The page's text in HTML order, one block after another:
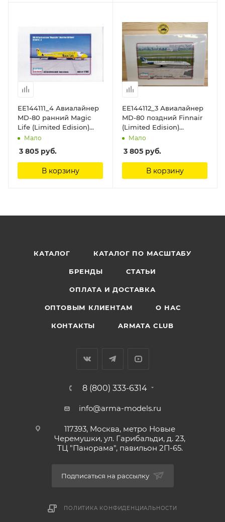
ЕЕ144111_4 Авиалайнер
MD-80 ранний Magic
Life (Limited Edision)
Восточный экспресс,
Мало
3 805 руб.
В корзину
ЕЕ144112_3 Авиалайнер
MD-80 поздний Finnair
(Limited Edision)
Восточный экспресс,
Мало
3 805 руб.
В корзину
КАТАЛОГ КАТАЛОГ ПО МАСШТАБУ
БРЕНДЫ СТАТЬИ
ОПЛАТА И ДОСТАВКА
ОПТОВЫМ КЛИЕНТАМ О НАС
КОНТАКТЫ ARMATA CLUB
8 (800) 333-6314
info@arma-models.ru
117393, Москва, метро Новые
Черемушки, ул. Гарибальди, д. 23,
ТЦ "Панорама", павильон 2П-65.
Подписаться на рассылку
ПОЛИТИКА КОНФИДЕНЦИАЛЬНОСТИ